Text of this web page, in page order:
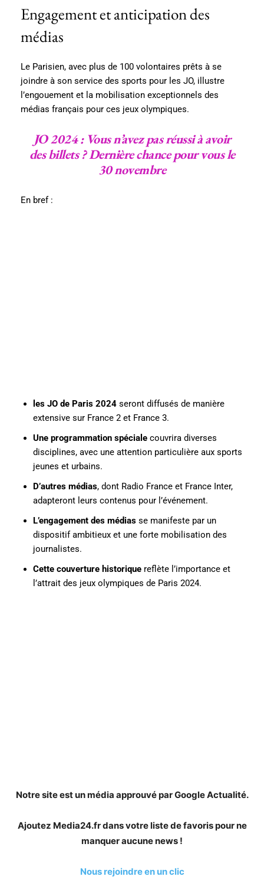
Engagement et anticipation des
médias
Le Parisien, avec plus de 100 volontaires prêts à se
joindre à son service des sports pour les JO, illustre
l’engouement et la mobilisation exceptionnels des
médias français pour ces jeux olympiques.
JO 2024 : Vous n’avez pas réussi à avoir
des billets ? Dernière chance pour vous le
30 novembre
En bref :
les JO de Paris 2024 seront diffusés de manière
extensive sur France 2 et France 3.
Une programmation spéciale couvrira diverses
disciplines, avec une attention particulière aux sports
jeunes et urbains.
D’autres médias, dont Radio France et France Inter,
adapteront leurs contenus pour l’événement.
L’engagement des médias se manifeste par un
dispositif ambitieux et une forte mobilisation des
journalistes.
Cette couverture historique reflète l’importance et
l’attrait des jeux olympiques de Paris 2024.
Notre site est un média approuvé par Google Actualité.
Ajoutez Media24.fr dans votre liste de favoris pour ne
manquer aucune news !
Nous rejoindre en un clic